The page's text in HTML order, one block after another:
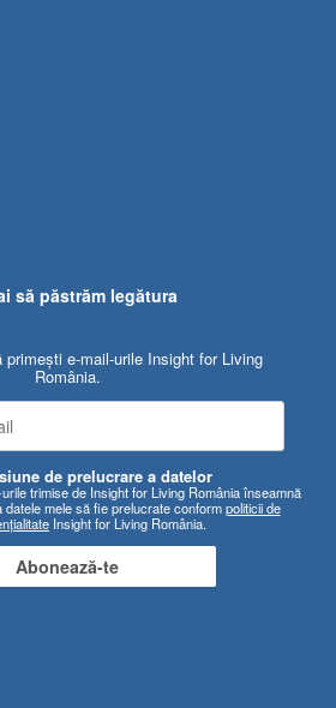
să păstrăm legătura
primești e-mail-urile Insight for Living
România.
de prelucrare a datelor
trimise de Insight for Living România înseamnă
mele să fie prelucrate conformpoliticii de
Insight for Living România.